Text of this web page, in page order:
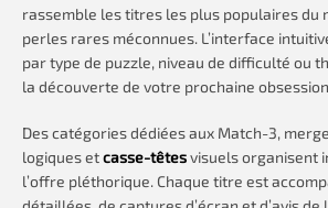
rassemble les titres les plus populaires du
perles rares méconnues. L’interface
par type de puzzle, niveau de difficulté ou
la découverte de votre prochaine
Des catégories dédiées aux Match-3,
logiques etcasse-têtesvisuels organisent
l’offre pléthorique. Chaque titre est